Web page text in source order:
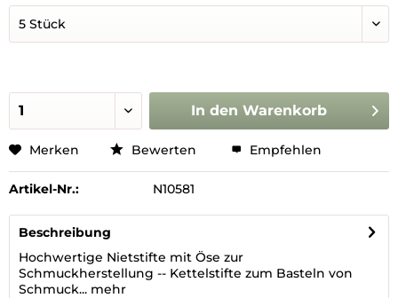
In den Warenkorb
Merken Bewerten Empfehlen
Artikel-Nr.: N10581
Beschreibung
Hochwertige Nietstifte mit Öse zur
Schmuckherstellung -- Kettelstifte zum Basteln von
Schmuck... mehr